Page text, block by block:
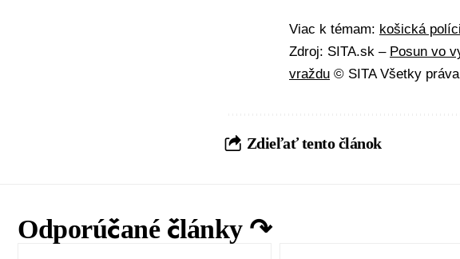
Viac k témam: košická
Zdroj: SITA.sk – Posun vo
vraždu © SITA Všetky
Zdieľať tento článok
Odporúčané články ↷